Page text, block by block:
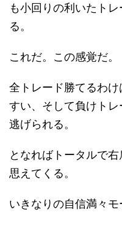
も小回りの利いたト
る。
これだ。この感覚だ。
全トレード勝てるわ
すい、そして負けト
逃げられる。
となればトータルで
思えてくる。
いきなりの自信満々モ